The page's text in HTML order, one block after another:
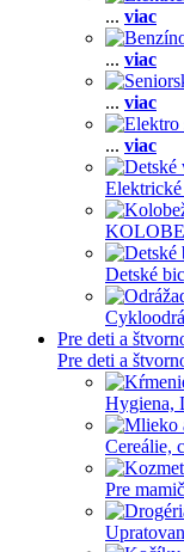
... viac
... viac
... viac
... viac
Detské
Pre deti a
Pre deti a
Hygiena,
Cereálie,
Pre